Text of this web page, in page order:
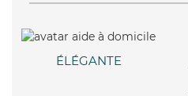
ÉLÉGANTE